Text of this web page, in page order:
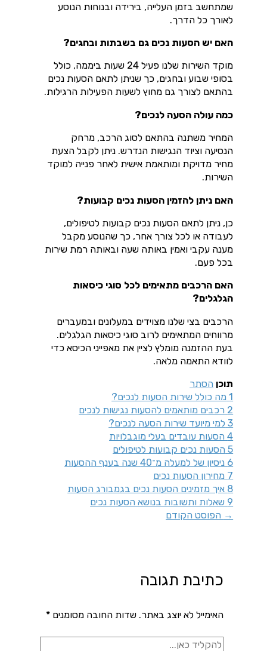
שמתחשב בזמן העלייה, בירידה ובנוחות הנוסע
לאורך כל הדרך.
האם יש הסעות נכים גם בשבתות ובחגים?
מוקד השירות שלנו פעיל 24 שעות ביממה, כולל
בסופי שבוע ובחגים, כך שניתן לתאם הסעות נכים
בהתאם לצורך גם מחוץ לשעות הפעילות הרגילות.
כמה עולה הסעה לנכים?
המחיר משתנה בהתאם לסוג הרכב, מרחק
הנסיעה וציוד הנגישות הנדרש. ניתן לקבל הצעת
מחיר מדויקת ומותאמת אישית לאחר פנייה למוקד
השירות.
האם ניתן להזמין הסעות נכים קבועות?
כן, ניתן לתאם הסעות נכים קבועות לטיפולים,
לעבודה או לכל צורך אחר, כך שהנוסע מקבל
מענה עקבי ואמין באותה שעה ובאותה רמת שירות
בכל פעם.
האם הרכבים מתאימים לכל סוגי כיסאות
הגלגלים?
הרכבים בצי שלנו מצוידים במעלונים ובמעברים
מרווחים המתאימים לרוב סוגי כיסאות הגלגלים.
בעת ההזמנה מומלץ לציין את מאפייני הכיסא כדי
לוודא התאמה מלאה.
תוכן הסתר
1 מה כולל שירות הסעות לנכים?
2 רכבים מותאמים להסעות נגישות לנכים
3 למי מיועד שירות הסעה לנכים?
4 הסעות עובדים בעלי מוגבלויות
5 הסעות נכים קבועות לטיפולים
6 ניסיון של למעלה מ־40 שנה בענף ההסעות
7 מחירון הסעות נכים
8 איך מזמינים הסעות נכים בגמבורג הסעות
9 שאלות ותשובות בנושא הסעות נכים
→ הפוסט הקודם
כתיבת תגובה
האימייל לא יוצג באתר. שדות החובה מסומנים*
להקליד